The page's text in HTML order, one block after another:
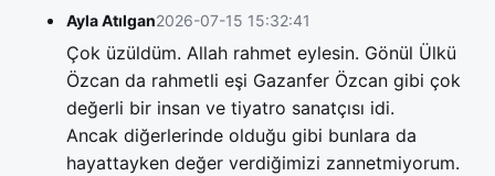
Ayla Atılgan2026-07-15 15:32:41
Çok üzüldüm. Allah rahmet eylesin. Gönül Ülkü
Özcan da rahmetli eşi Gazanfer Özcan gibi çok
değerli bir insan ve tiyatro sanatçısı idi.
Ancak diğerlerinde olduğu gibi bunlara da
hayattayken değer verdiğimizi zannetmiyorum.